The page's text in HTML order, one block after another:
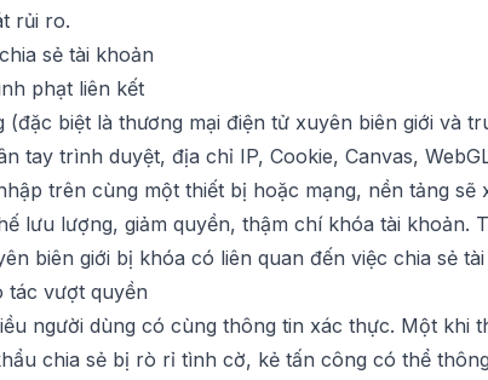
rủi ro.
sẻ tài khoản
phạt liên kết
(đặc biệt là thương mại điện tử xuyên biên giới và
tay trình duyệt, địa chỉ IP, Cookie, Canvas,
trên cùng một thiết bị hoặc mạng, nền tảng sẽ
lưu lượng, giảm quyền, thậm chí khóa tài khoản.
biên giới bị khóa có liên quan đến việc chia sẻ
tác vượt quyền
người dùng có cùng thông tin xác thực. Một khi
chia sẻ bị rò rỉ tình cờ, kẻ tấn công có thể